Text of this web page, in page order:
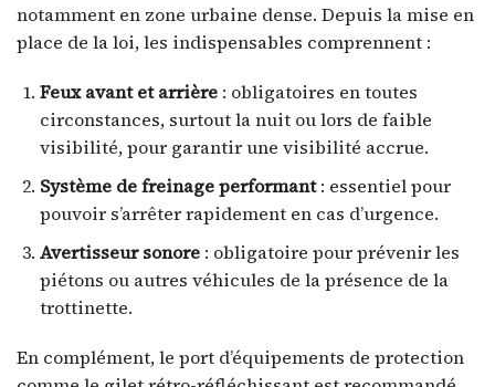
notamment en zone urbaine dense. Depuis la mise en
place de la loi, les indispensables comprennent :
Feux avant et arrière: obligatoires en toutes
circonstances, surtout la nuit ou lors de faible
visibilité, pour garantir une visibilité accrue.
Système de freinage performant: essentiel pour
pouvoir s’arrêter rapidement en cas d’urgence.
Avertisseur sonore: obligatoire pour prévenir les
piétons ou autres véhicules de la présence de la
trottinette.
En complément, le port d’équipements de protection